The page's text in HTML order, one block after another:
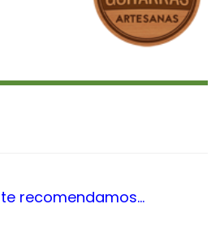
recomendamos…